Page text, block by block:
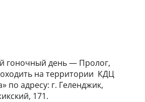
гоночный день — Пролог,
на территории КДЦ
по адресу: г. Геленджик,
171.